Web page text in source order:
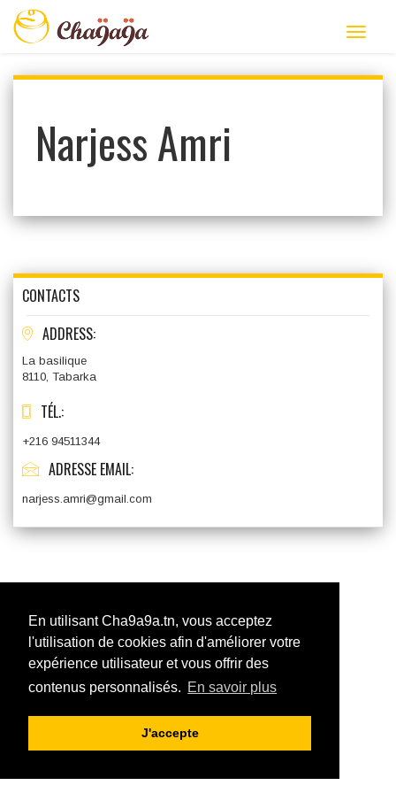
En utilisant Cha9a9a.tn, vous acceptez
l'utilisation de cookies afin d'améliorer votre
expérience utilisateur et vous offrir des
contenus personnalisés. En savoir plus
J'accepte
Narjess Amri
CONTACTS
ADDRESS:
La basilique
8110, Tabarka
TÉL.:
+216 94511344
ADRESSE EMAIL:
narjess.amri@gmail.com